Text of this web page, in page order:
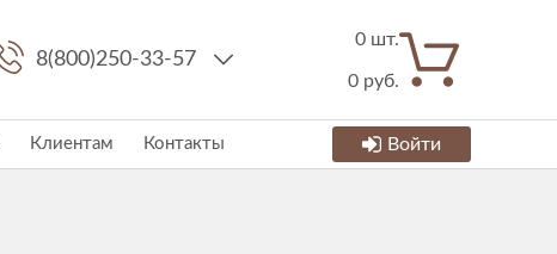
8(800)250-33-57
0 шт.
0 руб.
Клиентам Контакты Войти